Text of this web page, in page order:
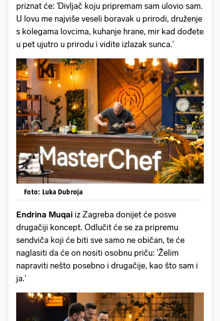
priznat će: 'Divljač koju pripremam sam ulovio sam.
U lovu me najviše veseli boravak u prirodi, druženje
s kolegama lovcima, kuhanje hrane, mir kad dođete
u pet ujutro u prirodu i vidite izlazak sunca.'
Foto: Luka Dubroja
Endrina Muqai iz Zagreba donijet će posve
drugačiji koncept. Odlučit će se za pripremu
sendviča koji će biti sve samo ne običan, te će
naglasiti da će on nositi osobnu priču: 'Želim
napraviti nešto posebno i drugačije, kao što sam i
ja.'